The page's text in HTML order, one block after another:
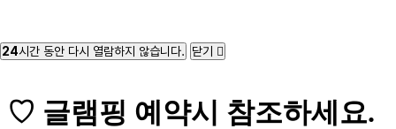
24시간 동안 다시 열람하지 않습니다. 닫기
♡ 글램핑 예약시 참조하세요.